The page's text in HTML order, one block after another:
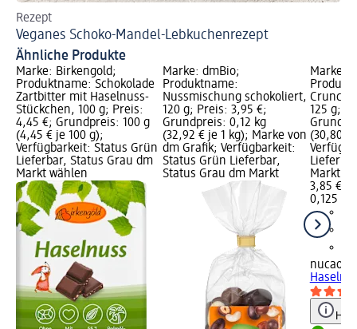
Rezept
Veganes Schoko-Mandel-Lebkuchenrezept
Ähnliche Produkte
Marke: Birkengold;
Produktname: Schokolade
Zartbitter mit Haselnuss-
Stückchen, 100 g; Preis:
4,45 €; Grundpreis: 100 g
(4,45 € je 100 g);
Verfügbarkeit: Status Grün
Lieferbar, Status Grau dm
Markt wählen
Marke: dmBio;
Produktname:
Nussmischung schokoliert,
120 g; Preis: 3,95 €;
Grundpreis: 0,12 kg
(32,92 € je 1 kg); Marke von
dm Grafik; Verfügbarkeit:
Status Grün Lieferbar,
Status Grau dm Markt
Marke:
125 g;
(30,80 €
Markt
3,85 €
0,125 kg
nucao